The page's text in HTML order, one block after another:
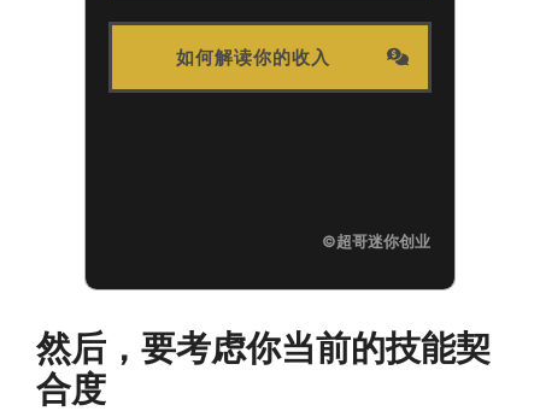
如何解读你的收入
©超哥迷你创业
然后，要考虑你当前的技能契
合度